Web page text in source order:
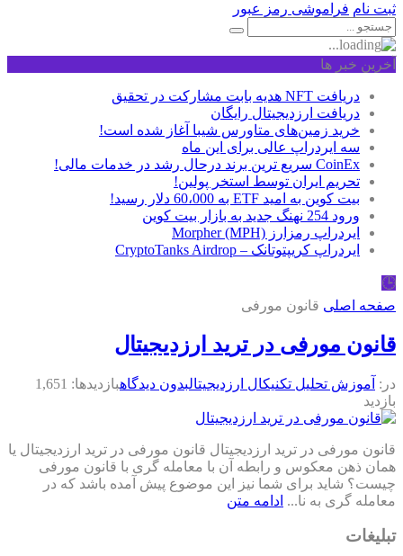
ثبت نام فراموشی رمز عبور
آخرین خبر ها
دریافت NFT هدیه بابت مشارکت در تحقیق
دریافت ارزدیجیتال رایگان
خرید زمین‌های متاورس شیبا آغاز شده است!
سه ایردراپ عالی برای این ماه
CoinEx سریع ترین برند درحال رشد در خدمات مالی!
تحریم ایران توسط استخر پولین!
بیت کوین به امید ETF به 60،000 دلار رسید!
ورود 254 نهنگ جدید به بازار بیت کوین
ایردراپ رمزارز Morpher (MPH)
ایردراپ کریپتوتانک – CryptoTanks Airdrop
🕒
صفحه اصلی قانون مورفی
قانون مورفی در ترید ارزدیجیتال
در: آموزش تحلیل تکنیکال ارزدیجیتالبدون دیدگاه
بازدیدها: 1,651
بازدید
قانون مورفی در ترید ارزدیجیتال قانون مورفی در ترید ارزدیجیتال یا
همان ذهن معکوس و رابطه آن با معامله گری با قانون مورفی
چیست؟ شاید برای شما نیز این موضوع پیش آمده باشد که در
معامله گری به نا... ادامه متن
تبلیغات